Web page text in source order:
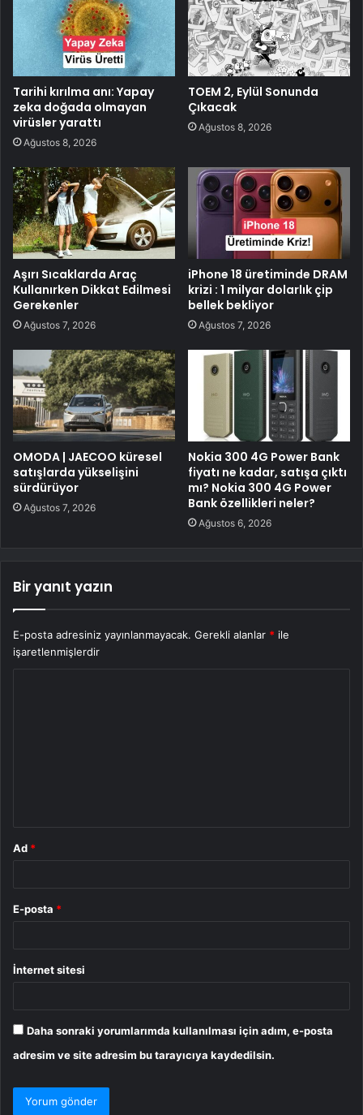
Tarihi kırılma anı: Yapay
zeka doğada olmayan
virüsler yarattı
Ağustos 8, 2026
TOEM 2, Eylül Sonunda
Çıkacak
Ağustos 8, 2026
Aşırı Sıcaklarda Araç
Kullanırken Dikkat Edilmesi
Gerekenler
Ağustos 7, 2026
iPhone 18 üretiminde DRAM
krizi : 1 milyar dolarlık çip
bellek bekliyor
Ağustos 7, 2026
OMODA | JAECOO küresel
satışlarda yükselişini
sürdürüyor
Ağustos 7, 2026
Nokia 300 4G Power Bank
fiyatı ne kadar, satışa çıktı
mı? Nokia 300 4G Power
Bank özellikleri neler?
Ağustos 6, 2026
Bir yanıt yazın
E-posta adresiniz yayınlanmayacak. Gerekli alanlar * ile
işaretlenmişlerdir
Ad *
E-posta *
İnternet sitesi
Daha sonraki yorumlarımda kullanılması için adım, e-posta
adresim ve site adresim bu tarayıcıya kaydedilsin.